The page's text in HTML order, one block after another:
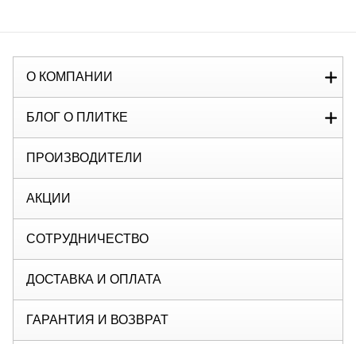
О КОМПАНИИ
БЛОГ О ПЛИТКЕ
ПРОИЗВОДИТЕЛИ
АКЦИИ
СОТРУДНИЧЕСТВО
ДОСТАВКА И ОПЛАТА
ГАРАНТИЯ И ВОЗВРАТ